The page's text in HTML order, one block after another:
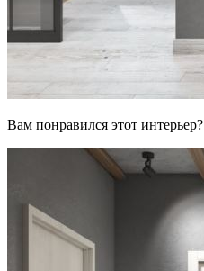
Вам понравился этот интерьер?